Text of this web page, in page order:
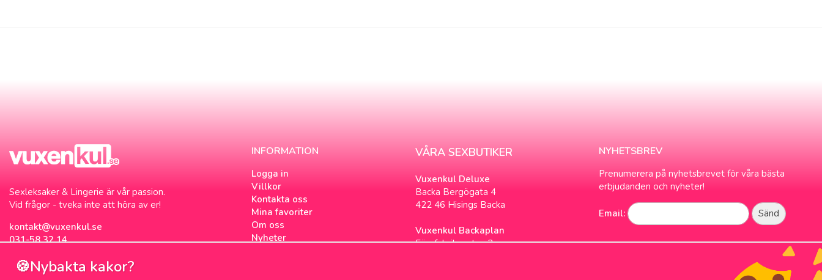
Sexleksaker & Lingerie är vår passion.
Vid frågor - tveka inte att höra av er!
kontakt@vuxenkul.se
031-58 32 14
INFORMATION
Logga in
Villkor
Kontakta oss
Mina favoriter
Om oss
Nyheter
VÅRA SEXBUTIKER
Vuxenkul Deluxe
Backa Bergögata 4
422 46 Hisings Backa
Vuxenkul Backaplan
Färgfabriksgatan 3
NYHETSBREV
Prenumerera på nyhetsbrevet för våra bästa
erbjudanden och nyheter!
Email:
🍪Nybakta kakor?